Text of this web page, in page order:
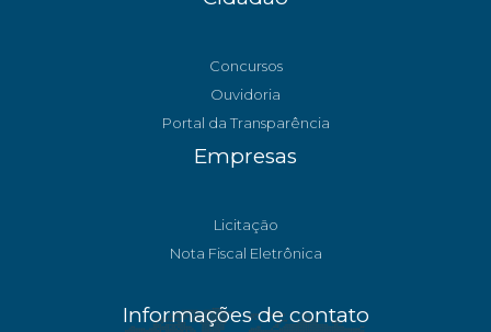
Concursos
Ouvidoria
Portal da Transparência
Empresas
Licitação
Nota Fiscal Eletrônica
Informações de contato